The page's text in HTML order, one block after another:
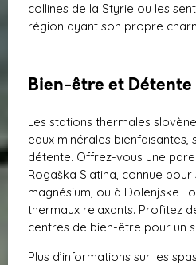
collines de la Styrie ou les
région ayant son propre
Bien-être et Détente
Les stations thermales
eaux minérales bienfaisantes,
détente. Offrez-vous une
Rogaška Slatina, connue
magnésium, ou à Dolenjske
thermaux relaxants. Profitez
centres de bien-être pour un
Plus d’informations sur les